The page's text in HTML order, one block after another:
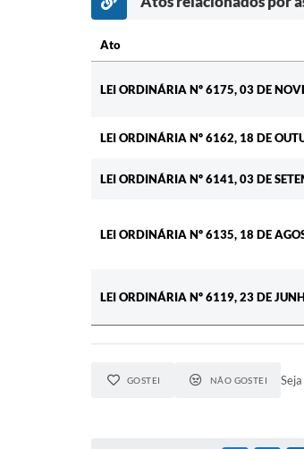
Ato
LEI ORDINÁRIA Nº 6175, 03 DE
LEI ORDINÁRIA Nº 6162, 18 DE
LEI ORDINÁRIA Nº 6141, 03 DE
LEI ORDINÁRIA Nº 6135, 18 DE
LEI ORDINÁRIA Nº 6119, 23 DE
GOSTEI NÃO GOSTEI